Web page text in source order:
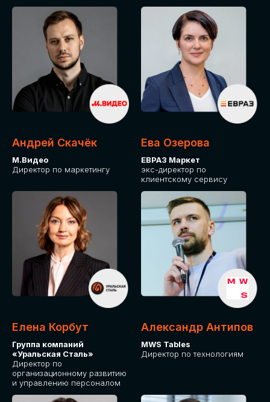
Андрей Скачёк
М.Видео
Директор по маркетингу
Ева Озерова
ЕВРАЗ Маркет
экс-директор по
клиентскому сервису
Елена Корбут
Группа компаний
«Уральская Сталь»
Директор по
организационному развитию
и управлению персоналом
Александр Антипов
MWS Tables
Директор по технологиям